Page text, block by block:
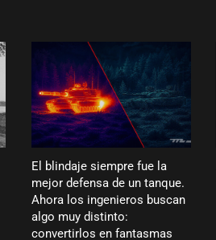
El blindaje siempre fue la
mejor defensa de un tanque.
Ahora los ingenieros buscan
algo muy distinto:
convertirlos en fantasmas